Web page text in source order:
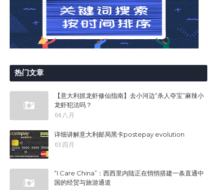
热门文章
【意大利抓龙虾修仙指南】去小河边“杀人夺宝”麻辣小
龙虾犯法吗？
04 八月
详细讲解意大利邮局黑卡postepay evolution
03 四月
“I Care China”：西西里内陆正在悄悄搭建一条直通中
国的经贸与旅游通道